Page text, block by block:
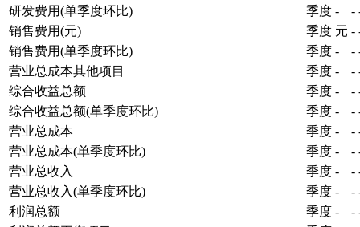
研发费用(单季度环比)
季度 - -
销售费用(元)
季度 元 -
销售费用(单季度环比)
季度 - -
营业总成本其他项目
季度 - -
综合收益总额
季度 - -
综合收益总额(单季度环比)
季度 - -
营业总成本
季度 - -
营业总成本(单季度环比)
季度 - -
营业总收入
季度 - -
营业总收入(单季度环比)
季度 - -
利润总额
季度 - -